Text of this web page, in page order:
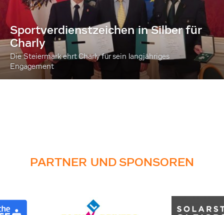
Sportverdienstzeichen in Silber für
Charly
Die Steiermark ehrt Charly für sein langjähriges
Engagement
PARTNER UND SPONSOREN